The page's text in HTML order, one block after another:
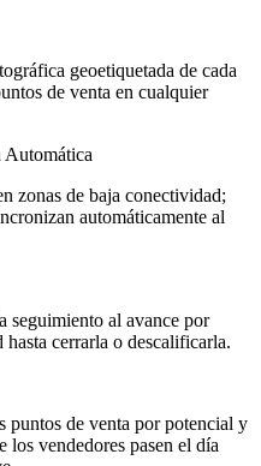
geoetiquetada de cada
de venta en cualquier
zonas de baja conectividad;
automáticamente al
seguimiento al avance por
cerrarla o descalificarla.
de venta por potencial y
los vendedores pasen el día